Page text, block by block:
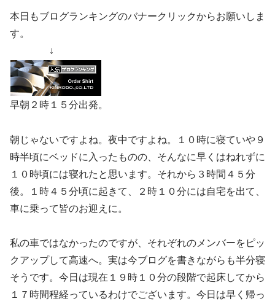
本日もブログランキングのバナークリックからお願いしま
す。
↓
早朝２時１５分出発。
朝じゃないですよね。夜中ですよね。１０時に寝ていや９
時半頃にベッドに入ったものの、そんなに早くはねれずに
１０時頃には寝れたと思います。それから３時間４５分
後。１時４５分頃に起きて、２時１０分には自宅を出て、
車に乗って皆のお迎えに。
私の車ではなかったのですが、それぞれのメンバーをピッ
クアップして高速へ。実は今ブログを書きながらも半分寝
そうです。今日は現在１９時１０分の段階で起床してから
１７時間程経っているわけでございます。今日は早く帰っ